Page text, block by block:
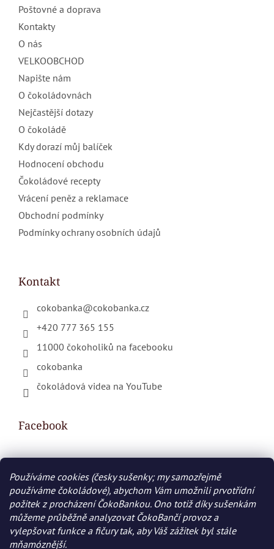
Používáme cookies (česky sušenky; my samozřejmě
používáme čokoládové), abychom Vám umožnili prvotřídní
požitek z procházení ČokoBankou. Ono totiž díky sušenkám
můžeme průběžně analyzovat ČokoBančí provoz a
vylepšovat funkce a fičury tak, aby Váš zážitek byl stále
mňamóznější.
Poštovné a doprava
Kontakty
O nás
VELKOOBCHOD
Napište nám
O čokoládovnách
Nejčastější dotazy
O čokoládě
Kdy dorazí můj balíček
Hodnocení obchodu
Čokoládové recepty
Vrácení peněz a reklamace
Obchodní podmínky
Podmínky ochrany osobních údajů
Kontakt
cokobanka@cokobanka.cz
+420 777 365 155
11000 čokoholiků na facebooku
cokobanka
čokoládová videa na YouTube
Facebook
Nákupní košík
0KS /0 KČ